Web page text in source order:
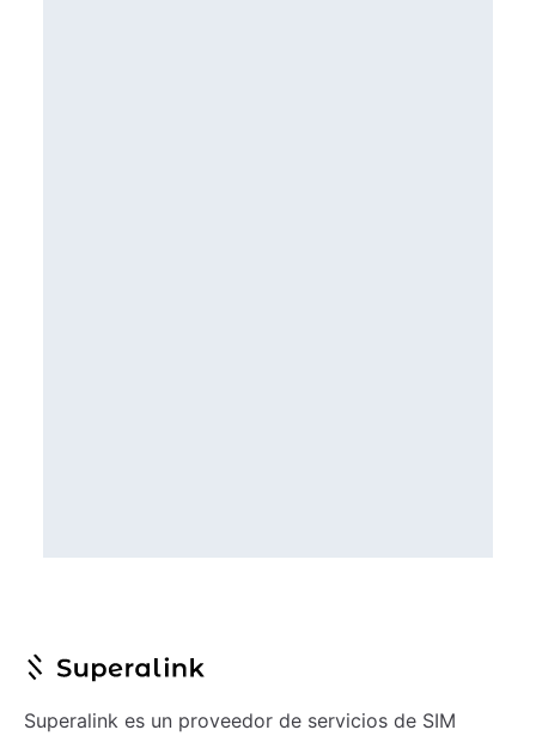
Superalink es un proveedor de servicios de SIM